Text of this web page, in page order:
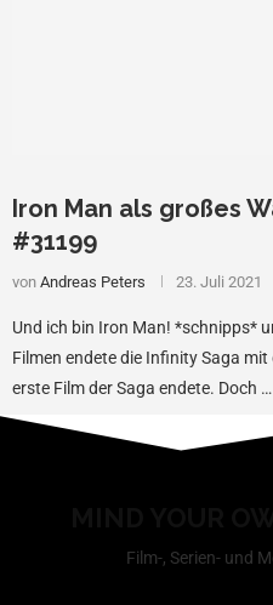
Iron Man als großes
#31199
von Andreas Peters 23. Juli 2021
Und ich bin Iron Man! *schnipps*
Filmen endete die Infinity Saga
erste Film der Saga endete. Doch …
Film-, Serien- und